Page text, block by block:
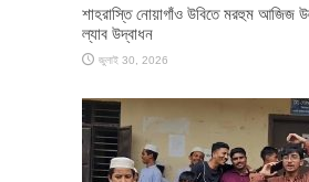
শাহরাস্তি নোয়াগাঁও উবিতে মরহুম আজিজ
ল্যাব উদ্বাধন
জুলাই 30, 2026